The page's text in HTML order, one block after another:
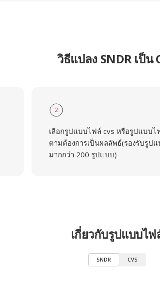
วิธีแปลง SNDR เป็น
2
เลือกรูปแบบไฟล์ cvs หรือรูปแบบไ
ตามต้องการเป็นผลลัพธ์(รองรับรูป
มากกว่า 200 รูปแบบ)
เกี่ยวกับรูปแบบไฟ
SNDR CVS